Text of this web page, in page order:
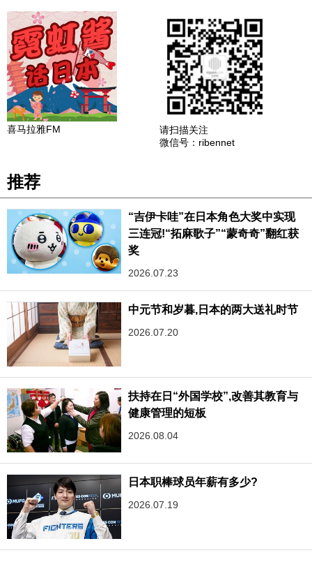
喜马拉雅FM
请扫描关注
微信号：ribennet
推荐
“吉伊卡哇”在日本角色大奖中实现
三连冠!“拓麻歌子”“蒙奇奇”翻红获
奖
2026.07.23
中元节和岁暮,日本的两大送礼时节
2026.07.20
扶持在日“外国学校”,改善其教育与
健康管理的短板
2026.08.04
日本职棒球员年薪有多少?
2026.07.19